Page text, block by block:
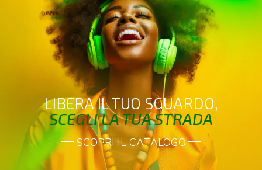
LIBERA IL TUO SGUARDO,
SCEGLI LA TUA STRADA
SCOPRI IL CATALOGO